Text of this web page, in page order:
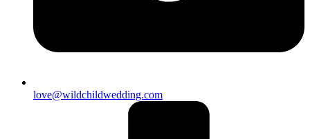
love@wildchildwedding.com